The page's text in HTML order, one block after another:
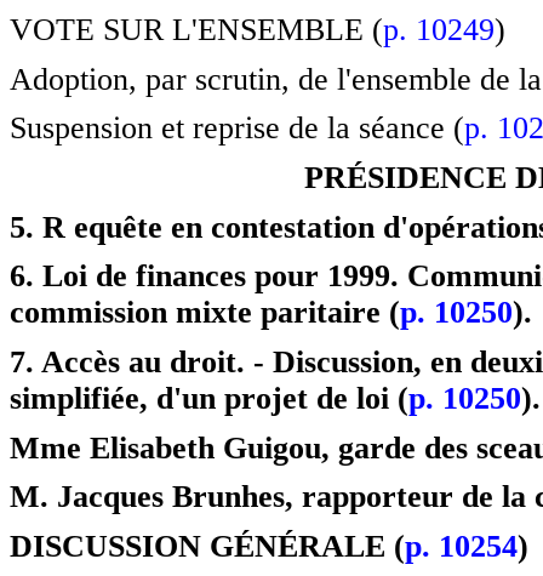
VOTE SUR L'ENSEMBLE (p. 10249)
Adoption, par scrutin, de l'ensemble de
Suspension et reprise de la séance (p.
PRÉSIDENCE
5. R equête en contestation
6. Loi de finances pour 1999.
commission mixte paritaire (p. 10250).
7. Accès au droit. - Discussion, en
simplifiée, d'un projet de loi (p. 10250).
Mme Elisabeth Guigou, garde des
M. Jacques Brunhes, rapporteur de la
DISCUSSION GÉNÉRALE (p. 10254)